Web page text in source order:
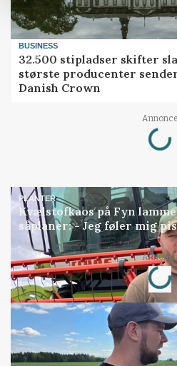
BUSINESS
32.500 stipladser skifter
største producenter
Danish Crown
Annonce
Loading...
PLANTER
Kvælstofkaos på Fyn
såplaner: - Jeg føler mig
Loading...